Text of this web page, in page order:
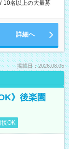
/ 10名以上の大量募
詳細へ
掲載日：2026.08.05
》後楽園
接OK